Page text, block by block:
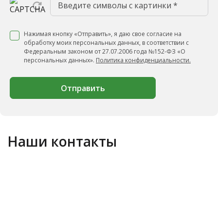
Нажимая кнопку «Отправить», я даю свое согласие на
обработку моих персональных данных, в соответствии с
Федеральным законом от 27.07.2006 года №152-ФЗ «О
персональных данных». Политика конфиденциальности.
Отправить
Наши контакты